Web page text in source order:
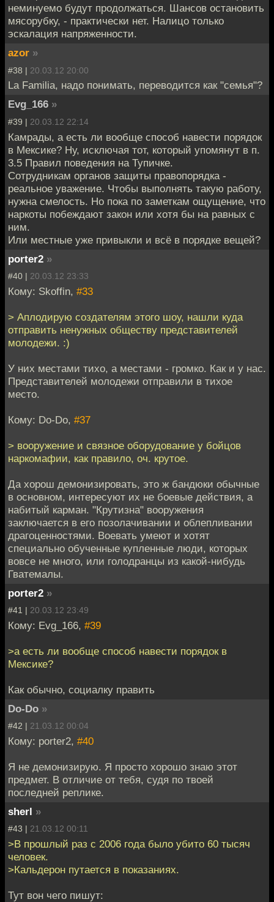
неминуемо будут продолжаться. Шансов остановить
мясорубку, - практически нет. Налицо только
эскалация напряженности.
azor »
#38 | 20.03.12 20:00
La Familia, надо понимать, переводится как "семья"?
Evg_166 »
#39 | 20.03.12 22:14
Камрады, а есть ли вообще способ навести порядок
в Мексике? Ну, исключая тот, который упомянут в п.
3.5 Правил поведения на Тупичке.
Сотрудникам органов защиты правопорядка -
реальное уважение. Чтобы выполнять такую работу,
нужна смелость. Но пока по заметкам ощущение, что
наркоты побеждают закон или хотя бы на равных с
ним.
Или местные уже привыкли и всё в порядке вещей?
porter2 »
#40 | 20.03.12 23:33
Кому: Skoffin, #33
> Аплодирую создателям этого шоу, нашли куда
отправить ненужных обществу представителей
молодежи. :)
У них местами тихо, а местами - громко. Как и у нас.
Представителей молодежи отправили в тихое
место.
Кому: Do-Do, #37
> вооружение и связное оборудование у бойцов
наркомафии, как правило, оч. крутое.
Да хорош демонизировать, это ж бандюки обычные
в основном, интересуют их не боевые действия, а
набитый карман. "Крутизна" вооружения
заключается в его позолачивании и облепливании
драгоценностями. Воевать умеют и хотят
специально обученные купленные люди, которых
вовсе не много, или голодранцы из какой-нибудь
Гватемалы.
porter2 »
#41 | 20.03.12 23:49
Кому: Evg_166, #39
>а есть ли вообще способ навести порядок в
Мексике?
Как обычно, социалку править
Do-Do »
#42 | 21.03.12 00:04
Кому: porter2, #40
Я не демонизирую. Я просто хорошо знаю этот
предмет. В отличие от тебя, судя по твоей
последней реплике.
sherl »
#43 | 21.03.12 00:11
>В прошлый раз с 2006 года было убито 60 тысяч
человек.
>Кальдерон путается в показаниях.
Тут вон чего пишут: